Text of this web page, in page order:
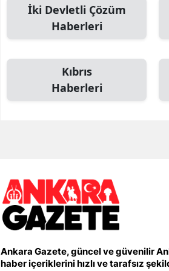
İki Devletli Çözüm
Haberleri
Kıbrıs
Haberleri
Ankara Gazete, güncel ve güvenilir
haber içeriklerini hızlı ve tarafsız